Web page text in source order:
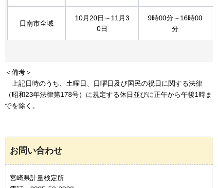
日南市全域
10月20日～11月3
0日
9時00分～16時00
分
＜備考＞
上記日時のうち、土曜日、日曜日及び国民の祝日に関する法律
（昭和23年法律第178号）に規定する休日並びに正午から午後1時ま
でを除く。
お問い合わせ
宮崎県計量検定所